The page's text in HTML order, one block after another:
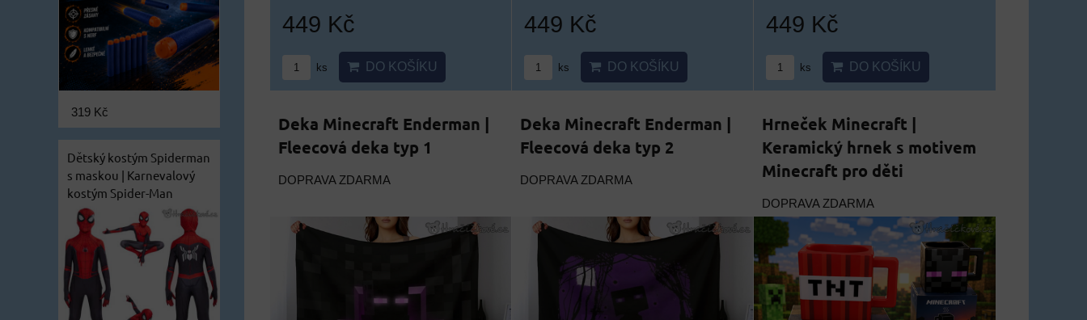
449 Kč
ks DO KOŠÍKU
449 Kč
ks DO KOŠÍKU
449 Kč
ks DO KOŠÍKU
Deka Minecraft Enderman |
Fleecová deka typ 1
DOPRAVA ZDARMA
Deka Minecraft Enderman |
Fleecová deka typ 2
DOPRAVA ZDARMA
Hrneček Minecraft |
Keramický hrnek s motivem
Minecraft pro děti
DOPRAVA ZDARMA
319 Kč
Dětský kostým Spiderman
s maskou | Karnevalový
kostým Spider-Man